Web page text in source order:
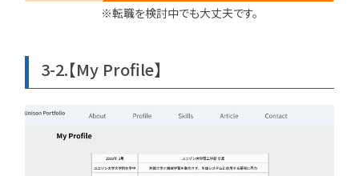
※転職を検討中でも大丈夫です。
3-2.【My Profile】